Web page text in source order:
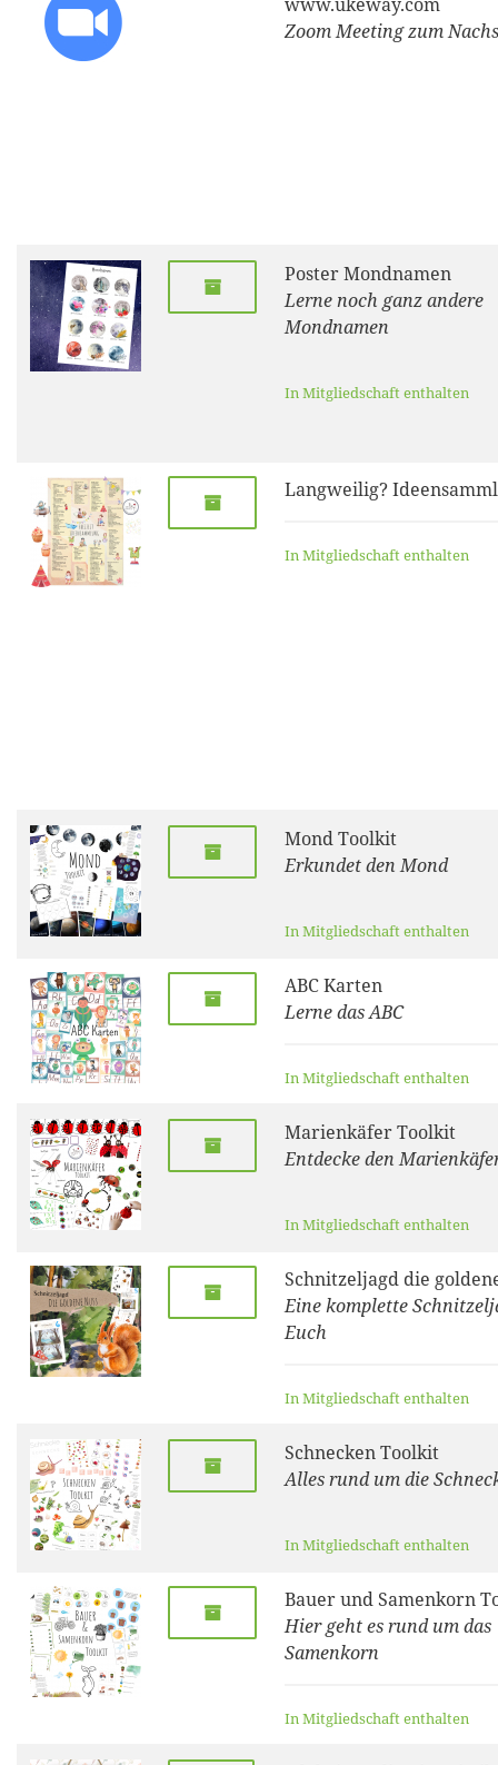
Zoom Meeting zum
Poster Mondnamen
Lerne noch ganz andere
Mondnamen
In Mitgliedschaft enthalten
Langweilig?
In Mitgliedschaft enthalten
Mond Toolkit
Erkundet den Mond
In Mitgliedschaft enthalten
ABC Karten
Lerne das ABC
In Mitgliedschaft enthalten
Marienkäfer Toolkit
Entdecke den
In Mitgliedschaft enthalten
Schnitzeljagd die
Eine komplette
Euch
In Mitgliedschaft enthalten
Schnecken Toolkit
Alles rund um die
In Mitgliedschaft enthalten
Bauer und Samenkorn
Hier geht es rund um das
Samenkorn
In Mitgliedschaft enthalten